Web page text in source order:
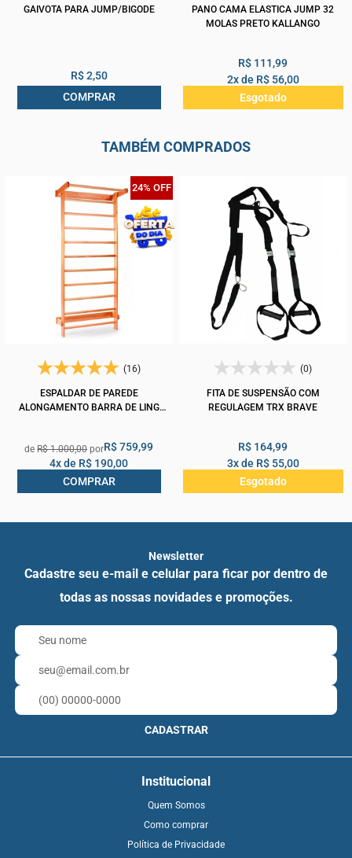
GAIVOTA PARA JUMP/BIGODE
R$ 2,50
COMPRAR
PANO CAMA ELASTICA JUMP 32
MOLAS PRETO KALLANGO
R$ 111,99
2x de R$ 56,00
Esgotado
TAMBÉM COMPRADOS
24% OFF
(16)
ESPALDAR DE PAREDE
ALONGAMENTO BARRA DE LING
R$ 1.000,00
R$ 759,99
4x de R$ 190,00
COMPRAR
(0)
FITA DE SUSPENSÃO COM
REGULAGEM TRX BRAVE
R$ 164,99
3x de R$ 55,00
Esgotado
Newsletter
Cadastre seu e-mail e celular para ficar por dentro de
todas as nossas novidades e promoções.
CADASTRAR
Institucional
Quem Somos
Como comprar
Política de Privacidade